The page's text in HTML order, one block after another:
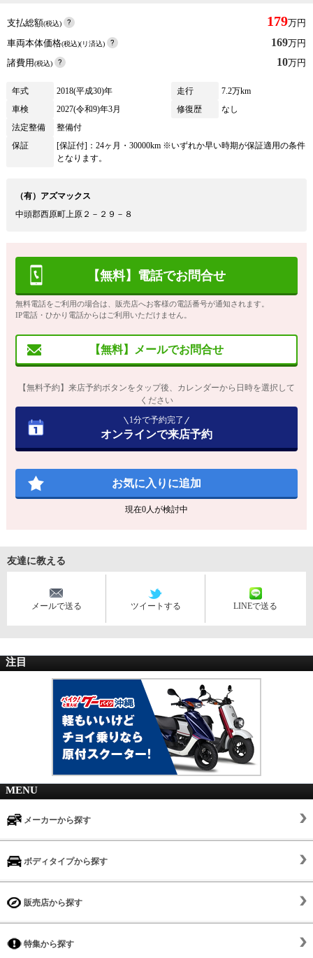
支払総額(税込) 179万円
車両本体価格(税込)(リ済込) 169万円
諸費用(税込) 10万円
年式 2018(平成30)年 走行
7.2万km
車検
2027(令和9)年3月 修復歴
なし
法定整備
整備付
保証
[保証付]：24ヶ月・30000km ※いずれか早い時期が保証適用の条件
となります。
（有）アズマックス
中頭郡西原町上原２－２９－８
【無料】電話でお問合せ
無料電話をご利用の場合は、販売店へお客様の電話番号が通知されます。
IP電話・ひかり電話からはご利用いただけません。
【無料】メールでお問合せ
【無料予約】来店予約ボタンをタップ後、カレンダーから日時を選択して
ください
1分で予約完了
オンラインで来店予約
お気に入りに追加
現在0人が検討中
友達に教える
メールで送る ツイートする LINEで送る
注目
MENU
メーカーから探す
ボディタイプから探す
販売店から探す
特集から探す